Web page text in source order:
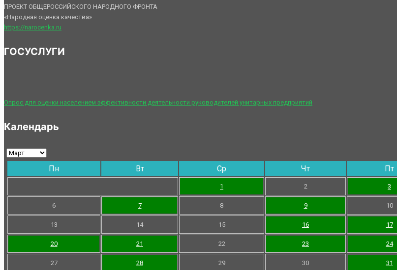
ПРОЕКТ ОБЩЕРОССИЙСКОГО НАРОДНОГО ФРОНТА
«Народная оценка качества»
https://narocenka.ru
ГОСУСЛУГИ
Опрос для оценки населением эффективности деятельности руководителей унитарных предприятий
Календарь
Пн Вт Ср Чт Пт
1 2 3
6 7 8 9 10
13 14 15 16 17
20 21 22 23 24
27 28 29 30 31